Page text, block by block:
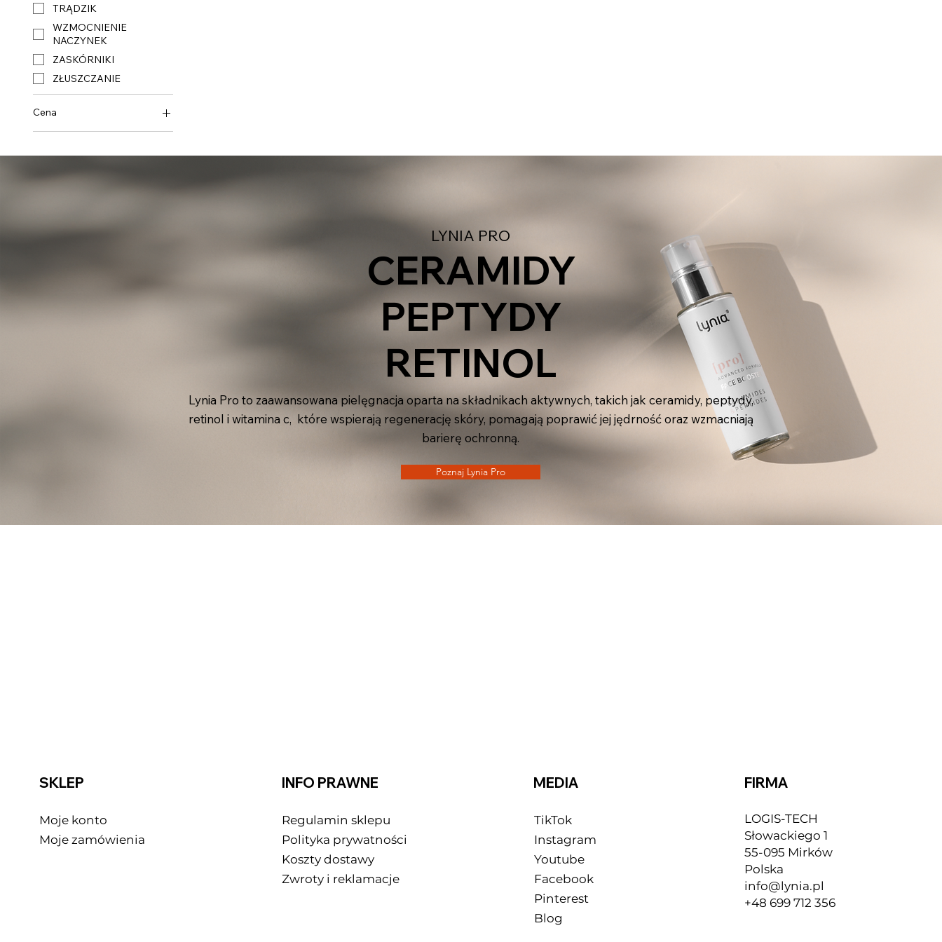
TRĄDZIK
WZMOCNIENIE
NACZYNEK
ZASKÓRNIKI
ZŁUSZCZANIE
Cena
37 zł 52 zł
LYNIA PRO
CERAMIDY
PEPTYDY
RETINOL
Lynia Pro to zaawansowana pielęgnacja oparta na składnikach aktywnych, takich jak ceramidy, peptydy,
retinol i witamina c, które wspierają regenerację skóry, pomagają poprawić jej jędrność oraz wzmacniają
barierę ochronną.
Poznaj Lynia Pro
SKLEP
Moje konto
Moje zamówienia
INFO PRAWNE
Regulamin sklepu
Polityka prywatności
Koszty dostawy
Zwroty i reklamacje
MEDIA
TikTok
Instagram
Youtube
Facebook
Pinterest
Blog
FIRMA
LOGIS-TECH
Słowackiego 1
55-095 Mirków
Polska
info@lynia.pl
+48 699 712 356